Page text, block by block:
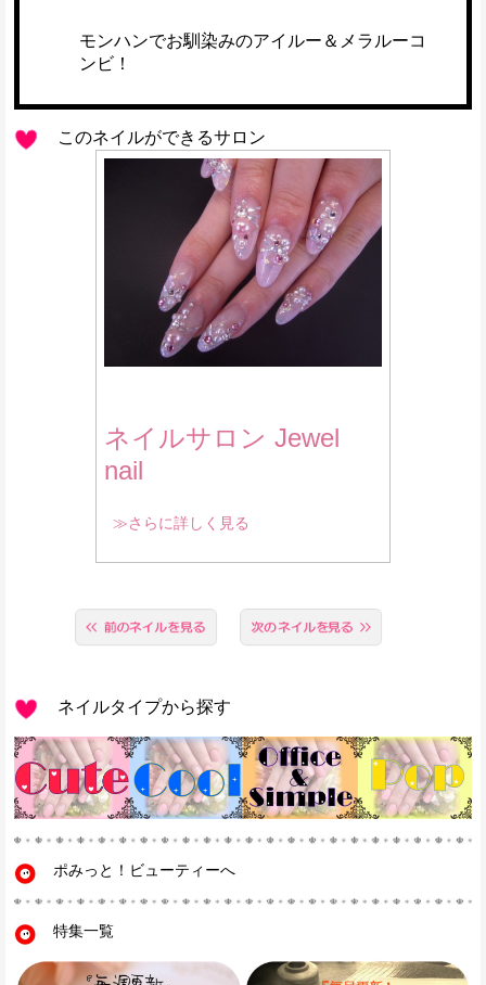
モンハンでお馴染みのアイルー＆メラルーコ
ンビ！
このネイルができるサロン
ネイルサロン Jewel
nail
≫さらに詳しく見る
ネイルタイプから探す
ポみっと！ビューティーへ
特集一覧